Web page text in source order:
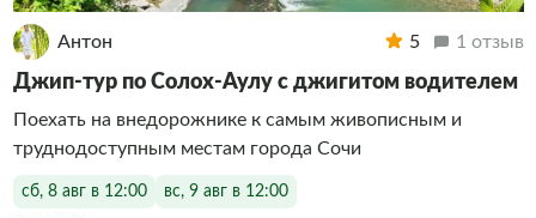
Антон 5 1 отзыв
Джип-тур по Солох-Аулу с джигитом водителем
Поехать на внедорожнике к самым живописным и
труднодоступным местам города Сочи
сб, 8 авг в 12:00 вс, 9 авг в 12:00